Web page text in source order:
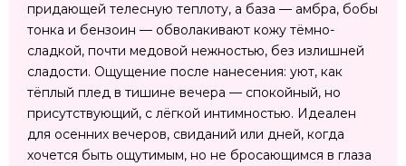
придающей телесную теплоту, а база — амбра, бобы
тонка и бензоин — обволакивают кожу тёмно-
сладкой, почти медовой нежностью, без излишней
сладости. Ощущение после нанесения: уют, как
тёплый плед в тишине вечера — спокойный, но
присутствующий, с лёгкой интимностью. Идеален
для осенних вечеров, свиданий или дней, когда
хочется быть ощутимым, но не бросающимся в глаза